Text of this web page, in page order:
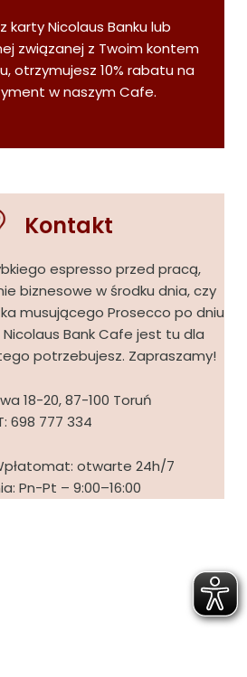
karty Nicolaus Banku lub
związanej z Twoim kontem
otrzymujesz 10% rabatu na
w naszym Cafe.
Kontakt
espresso przed pracą,
biznesowe w środku dnia, czy
musującego Prosecco po dniu
Nicolaus Bank Cafe jest tu dla
potrzebujesz. Zapraszamy!
18-20, 87-100 Toruń
698 777 334
otwarte 24h/7
Pn-Pt – 9:00–16:00